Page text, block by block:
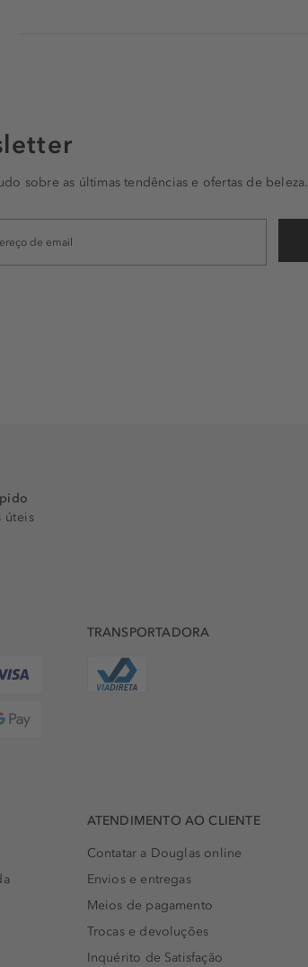
sobre as últimas tendências e ofertas de beleza.
úteis
TRANSPORTADORA
ATENDIMENTO AO CLIENTE
Contatar a Douglas online
Envios e entregas
Meios de pagamento
Trocas e devoluções
Inquérito de Satisfação